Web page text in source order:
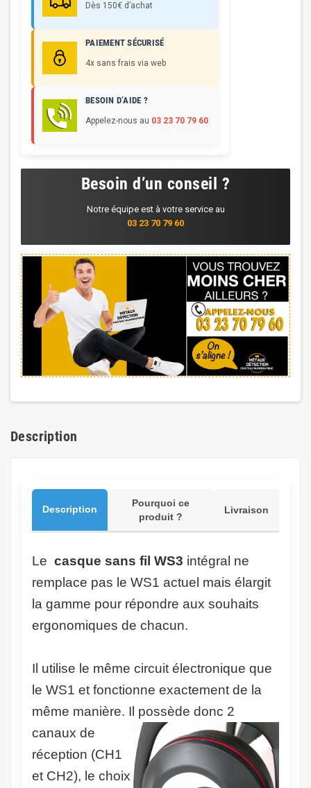
Dès 150€ d’achat
PAIEMENT SÉCURISÉ
4x sans frais via web
BESOIN D’AIDE ?
Appelez-nous au 03 23 70 79 60
Besoin d’un conseil ?
Notre équipe est à votre service au
03 23 70 79 60
Description
Description
Pourquoi ce
produit ?
Livraison
Le casque sans fil WS3 intégral ne
remplace pas le WS1 actuel mais élargit
la gamme pour répondre aux souhaits
ergonomiques de chacun.
Il utilise le même circuit électronique que
le WS1 et fonctionne exactement de la
même manière. Il possède donc 2
canaux de
réception (CH1
et CH2), le choix